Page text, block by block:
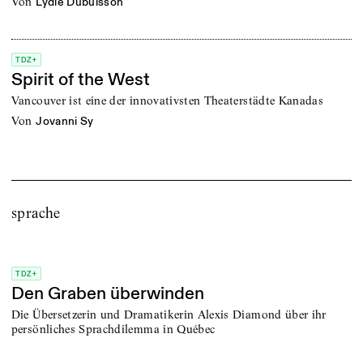
TDZ+
Spirit of the West
Vancouver ist eine der innovativsten Theaterstädte Kanadas
von Jovanni Sy
sprache
TDZ+
Den Graben überwinden
Die Übersetzerin und Dramatikerin Alexis Diamond über ihr
persönliches Sprachdilemma in Québec